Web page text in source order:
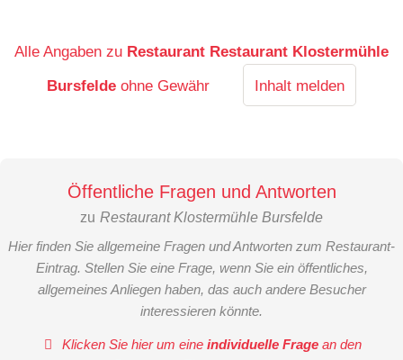
Alle Angaben zu Restaurant Restaurant Klostermühle
Bursfelde ohne Gewähr Inhalt melden
Öffentliche Fragen und Antworten
zu Restaurant Klostermühle Bursfelde
Hier finden Sie allgemeine Fragen und Antworten zum Restaurant-
Eintrag. Stellen Sie eine Frage, wenn Sie ein öffentliches,
allgemeines Anliegen haben, das auch andere Besucher
interessieren könnte.
Klicken Sie hier um eineindividuelle Frage an den